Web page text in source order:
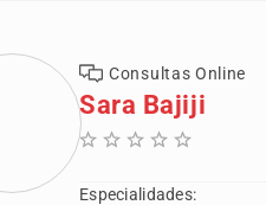
Consultas Online
Sara Bajiji
Especialidades: